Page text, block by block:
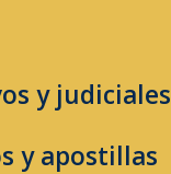
y judiciales
y apostillas